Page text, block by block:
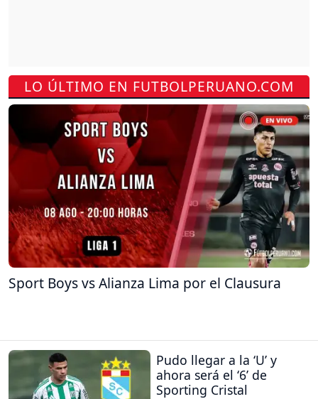
LO ÚLTIMO EN FUTBOLPERUANO.COM
Sport Boys vs Alianza Lima por el Clausura
Pudo llegar a la ‘U’ y
ahora será el ‘6’ de
Sporting Cristal